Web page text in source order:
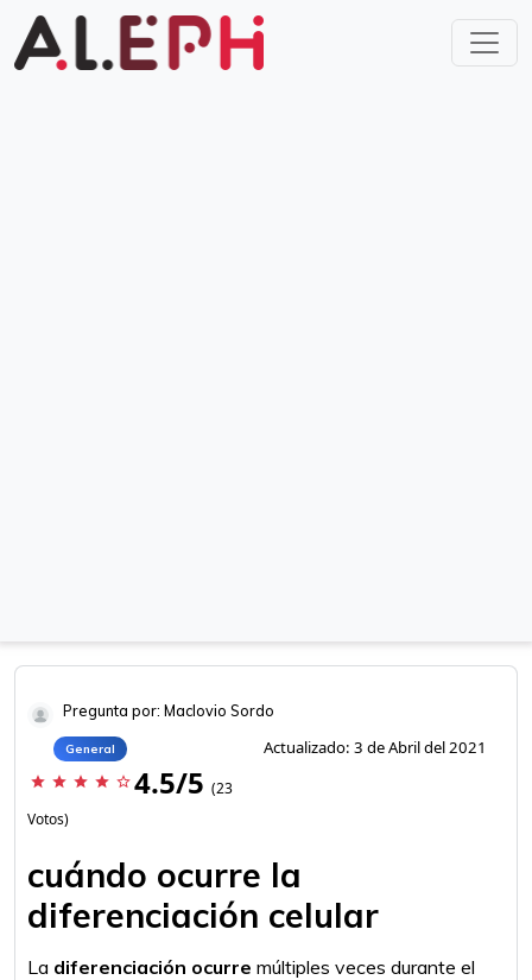
Pregunta por: Maclovio Sordo
General Actualizado: 3 de Abril del 2021
star star star star star_border 4.5/5 (23
Votos)
cuándo ocurre la
diferenciación celular
La diferenciación ocurre múltiples veces durante el